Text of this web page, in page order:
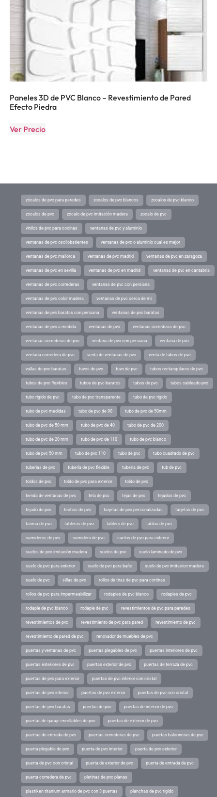
Paneles 3D de PVC Blanco – Revestimiento de Pared
Efecto Piedra
Ver Precio
zócalos de pvc para paredes zocalos de pvc blancos zocalos de pvc blanco
zocalos de pvc zócalo de pvc imitación madera zocalo de pvc
vinilos de pvc para cocinas ventanas de pvc y aluminio
ventanas de pvc oscilobatientes ventanas de pvc o aluminio cual es mejor
ventanas de pvc mallorca ventanas de pvc madrid ventanas de pvc en zaragoza
ventanas de pvc en sevilla ventanas de pvc en madrid ventanas de pvc en cantabria
ventanas de pvc correderas ventanas de pvc con persiana
ventanas de pvc color madera ventanas de pvc cerca de mi
ventanas de pvc baratas con persiana ventanas de pvc baratas
ventanas de pvc a medida ventanas de pvc ventanas corredizas de pvc
ventanas correderas de pvc ventana de pvc con persiana ventana de pvc
ventana corredera de pvc venta de ventanas de pvc venta de tubos de pvc
vallas de pvc baratas tuvos de pvc tuvo de pvc tubos rectangulares de pvc
tubos de pvc flexibles tubos de pvc baratos tubos de pvc tubos cableado pvc
tubo rigido de pvc tubo de pvc transparente tubo de pvc rigido
tubo de pvc medidas tubo de pvc de 90 tubo de pvc de 50mm
tubo de pvc de 50 mm tubo de pvc de 40 tubo de pvc de 200
tubo de pvc de 20 mm tubo de pvc de 110 tubo de pvc blanco
tubo de pvc 50 mm tubo de pvc 110 tubo de pvc tubo cuadrado de pvc
tuberias de pvc tubería de pvc flexible tuberia de pvc tub de pvc
toldos de pvc toldo de pvc para exterior toldo de pvc
tienda de ventanas de pvc tela de pvc tejas de pvc tejados de pvc
tejado de pvc techos de pvc tarjetas de pvc personalizadas tarjetas de pvc
tarima de pvc tableros de pvc tablero de pvc tablas de pvc
sumideros de pvc sumidero de pvc suelos de pvc para exterior
suelos de pvc imitación madera suelos de pvc suelo laminado de pvc
suelo de pvc para exterior suelo de pvc para baño suelo de pvc imitacion madera
suelo de pvc sillas de pvc rollos de tiras de pvc para cortinas
rollos de pvc para impermeabilizar rodapies de pvc blanco rodapies de pvc
rodapié de pvc blanco rodapie de pvc revestimientos de pvc para paredes
revestimientos de pvc revestimiento de pvc para pared revestimiento de pvc
revestimiento de pared de pvc renovador de muebles de pvc
puertas y ventanas de pvc puertas plegables de pvc puertas interiores de pvc
puertas exteriores de pvc puertas exterior de pvc puertas de terraza de pvc
puertas de pvc para exterior puertas de pvc interior con cristal
puertas de pvc interior puertas de pvc exterior puertas de pvc con cristal
puertas de pvc baratas puertas de pvc puertas de interior de pvc
puertas de garaje enrollables de pvc puertas de exterior de pvc
puertas de entrada de pvc puertas correderas de pvc puertas balconeras de pvc
puerta plegable de pvc puerta de pvc interior puerta de pvc exterior
puerta de pvc con cristal puerta de exterior de pvc puerta de entrada de pvc
puerta corredera de pvc pletinas de pvc planas
plastiken titanium armario de pvc con 3 puertas planchas de pvc rígido